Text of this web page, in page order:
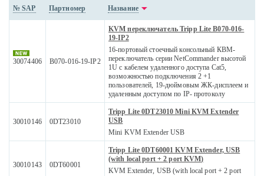
№ SAP Партномер Название
30074406 B070-016-19-IP2
KVM переключатель Tripp Lite B070-016-
19-IP2
16-портовый стоечный консольный КВМ-
переключатель серии NetCommander высотой
1U с кабелем удаленного доступа Cat5,
возможностью подключения 2 +1
пользователей, 19-дюймовым ЖК-дисплеем и
удаленным доступом по IP- протоколу
30010146 0DT23010
Tripp Lite 0DT23010 Mini KVM Extender
USB
Mini KVM Extender USB
30010143 0DT60001
Tripp Lite 0DT60001 KVM Extender, USB
(with local port + 2 port KVM)
KVM Extender, USB (with local port + 2 port